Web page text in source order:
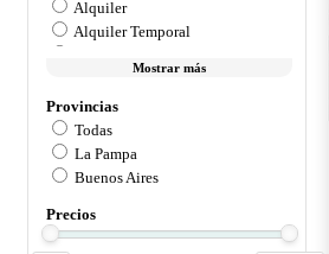
audio y video
y vídeo
Encurtidos
Enlatados
Eventos y pases
Herramientas y construcción
Hogar, muebles y jardín
y construcción
oficinas
Instrumentos musicales
Joyería
revistas y comics
Otras categorías
Alquiler
Alquiler Temporal
Mostrar más
Provincias
Todas
La Pampa
Buenos Aires
Precios